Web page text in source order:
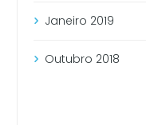
Janeiro 2019
Outubro 2018